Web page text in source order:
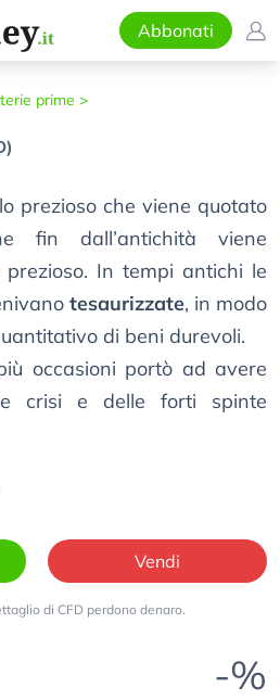
Abbonati
prime >
prezioso che viene quotato
fin dall’antichità viene
In tempi antichi le
tesaurizzate, in modo
di beni durevoli.
occasioni portò ad avere
crisi e delle forti spinte
Vendi
di CFD perdono denaro.
-%